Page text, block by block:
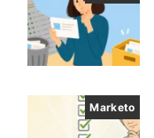
Marketo